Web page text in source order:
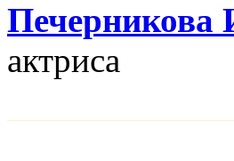
Печерникова
актриса